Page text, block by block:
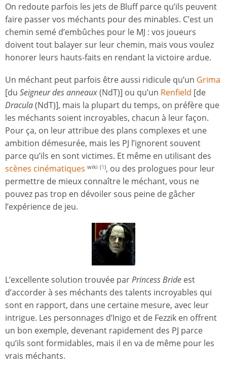
On redoute parfois les jets de Bluff parce qu’ils peuvent
faire passer vos méchants pour des minables. C’est un
chemin semé d’embûches pour le MJ : vos joueurs
doivent tout balayer sur leur chemin, mais vous voulez
honorer leurs hauts-faits en rendant la victoire ardue.
Un méchant peut parfois être aussi ridicule qu’un Grima
[du Seigneur des anneaux(NdT)] ou qu’un Renfield [de
Dracula(NdT)], mais la plupart du temps, on préfère que
les méchants soient incroyables, chacun à leur façon.
Pour ça, on leur attribue des plans complexes et une
ambition démesurée, mais les PJ l’ignorent souvent
parce qu’ils en sont victimes. Et même en utilisant des
scènes cinématiques wiki (1), ou des prologues pour leur
permettre de mieux connaître le méchant, vous ne
pouvez pas trop en dévoiler sous peine de gâcher
l’expérience de jeu.
L’excellente solution trouvée parPrincess Bride est
d’accorder à ses méchants des talents incroyables qui
sont en rapport, dans une certaine mesure, avec leur
intrigue. Les personnages d’Inigo et de Fezzik en offrent
un bon exemple, devenant rapidement des PJ parce
qu’ils sont formidables, mais il en va de même pour les
vrais méchants.